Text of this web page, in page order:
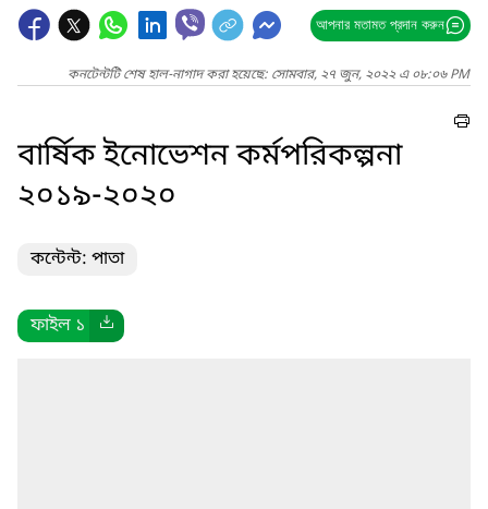
আপনার মতামত প্রদান করুন
কনটেন্টটি শেষ হাল-নাগাদ করা হয়েছে: সোমবার, ২৭ জুন, ২০২২ এ ০৮:০৬ PM
বার্ষিক ইনোভেশন কর্মপরিকল্পনা
২০১৯-২০২০
কন্টেন্ট: পাতা
ফাইল ১